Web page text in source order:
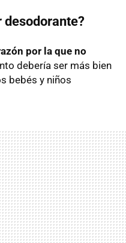
desodorante?
por la que no
debería ser más bien
bebés y niños